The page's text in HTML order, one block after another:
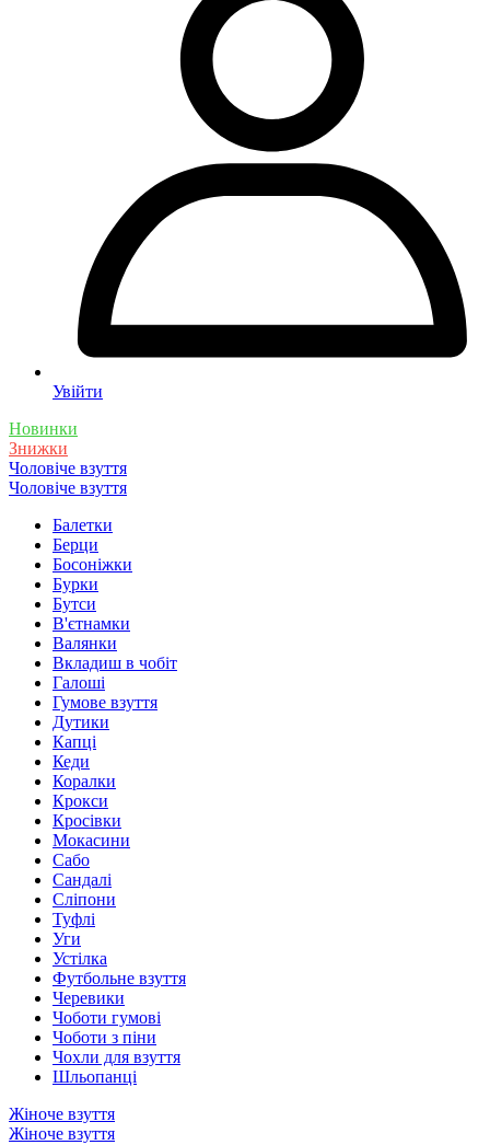
Увійти
Новинки
Знижки
Чоловіче взуття
Чоловіче взуття
Балетки
Берци
Босоніжки
Бурки
Бутси
В'єтнамки
Валянки
Вкладиш в чобіт
Галоші
Гумове взуття
Дутики
Капці
Кеди
Коралки
Крокси
Кросівки
Мокасини
Сабо
Сандалі
Сліпони
Туфлі
Уги
Устілка
Футбольне взуття
Черевики
Чоботи гумові
Чоботи з піни
Чохли для взуття
Шльопанці
Жіноче взуття
Жіноче взуття